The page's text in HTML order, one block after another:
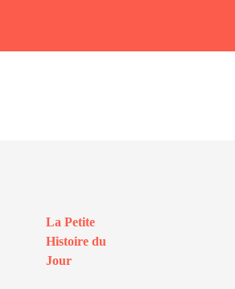
La Petite
Histoire du
Jour